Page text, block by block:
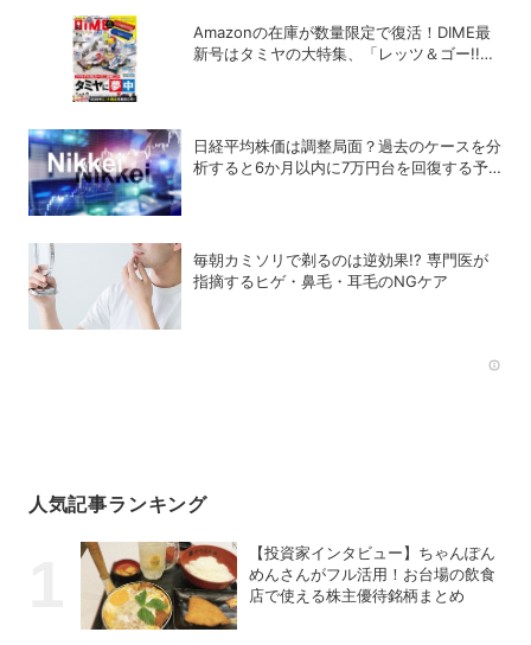
Amazonの在庫が数量限定で復活！DIME最
新号はタミヤの大特集、「レッツ＆ゴー!!」
日経平均株価は調整局面？過去のケースを分
析すると6か月以内に7万円台を回復する予
毎朝カミソリで剃るのは逆効果!? 専門医が
指摘するヒゲ・鼻毛・耳毛のNGケア
人気記事ランキング
【投資家インタビュー】ちゃんぽん
めんさんがフル活用！お台場の飲食
店で使える株主優待銘柄まとめ